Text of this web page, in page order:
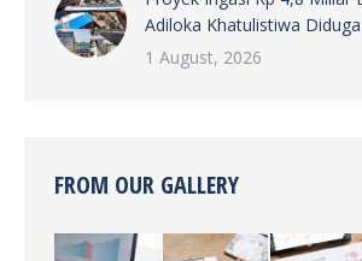
Adiloka Khatulistiwa
1 August, 2026
FROM OUR GALLERY